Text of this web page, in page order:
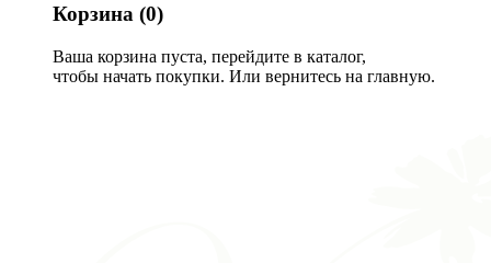
Корзина (0)
Ваша корзина пуста, перейдите в каталог,
чтобы начать покупки. Или вернитесь на главную.